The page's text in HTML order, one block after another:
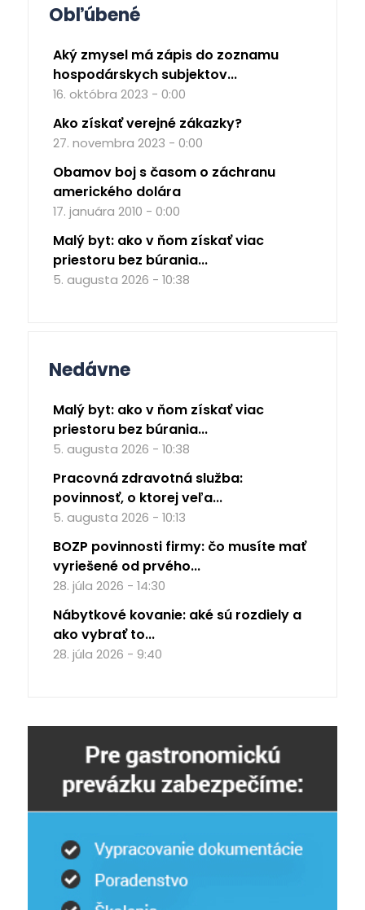
Obľúbené
Aký zmysel má zápis do zoznamu
hospodárskych subjektov...
16. októbra 2023 - 0:00
Ako získať verejné zákazky?
27. novembra 2023 - 0:00
Obamov boj s časom o záchranu
amerického dolára
17. januára 2010 - 0:00
Malý byt: ako v ňom získať viac
priestoru bez búrania...
5. augusta 2026 - 10:38
Nedávne
Malý byt: ako v ňom získať viac
priestoru bez búrania...
5. augusta 2026 - 10:38
Pracovná zdravotná služba:
povinnosť, o ktorej veľa...
5. augusta 2026 - 10:13
BOZP povinnosti firmy: čo musíte mať
vyriešené od prvého...
28. júla 2026 - 14:30
Nábytkové kovanie: aké sú rozdiely a
ako vybrať to...
28. júla 2026 - 9:40